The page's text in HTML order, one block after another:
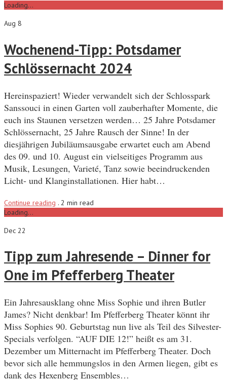
Loading...
Aug 8
Wochenend-Tipp: Potsdamer
Schlössernacht 2024
Hereinspaziert! Wieder verwandelt sich der Schlosspark
Sanssouci in einen Garten voll zauberhafter Momente, die
euch ins Staunen versetzen werden… 25 Jahre Potsdamer
Schlössernacht, 25 Jahre Rausch der Sinne! In der
diesjährigen Jubiläumsausgabe erwartet euch am Abend
des 09. und 10. August ein vielseitiges Programm aus
Musik, Lesungen, Varieté, Tanz sowie beeindruckenden
Licht- und Klanginstallationen. Hier habt…
Continue reading . 2 min read
Loading...
Dec 22
Tipp zum Jahresende – Dinner for
One im Pfefferberg Theater
Ein Jahresausklang ohne Miss Sophie und ihren Butler
James? Nicht denkbar! Im Pfefferberg Theater könnt ihr
Miss Sophies 90. Geburtstag nun live als Teil des Silvester-
Specials verfolgen. “AUF DIE 12!” heißt es am 31.
Dezember um Mitternacht im Pfefferberg Theater. Doch
bevor sich alle hemmungslos in den Armen liegen, gibt es
dank des Hexenberg Ensembles…